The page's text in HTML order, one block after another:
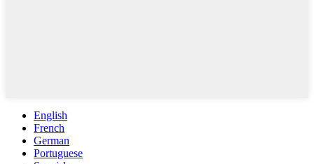
English
French
German
Portuguese